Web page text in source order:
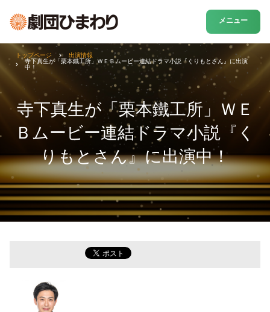
メニュー
寺下真生が「栗本鐵工所」ＷＥ
Ｂムービー連結ドラマ小説『く
りもとさん』に出演中！
トップページ
出演情報
寺下真生が「栗本鐵工所」ＷＥＢムービー連結ドラマ小説『くりもとさん』に出演
中！